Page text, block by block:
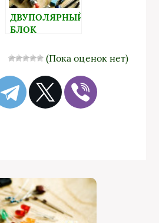
ДВУПОЛЯРНЫЙ
БЛОК
(Пока оценок нет)